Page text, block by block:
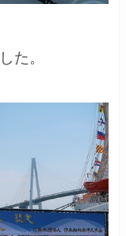
た。